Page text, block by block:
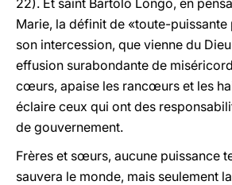
22). Et saint Bartolo Longo, en
Marie, la définit de «toute-puissante
son intercession, que vienne du
effusion surabondante de
cœurs, apaise les rancœurs et les
éclaire ceux qui ont des
de gouvernement.
Frères et sœurs, aucune puissance
sauvera le monde, mais seulement